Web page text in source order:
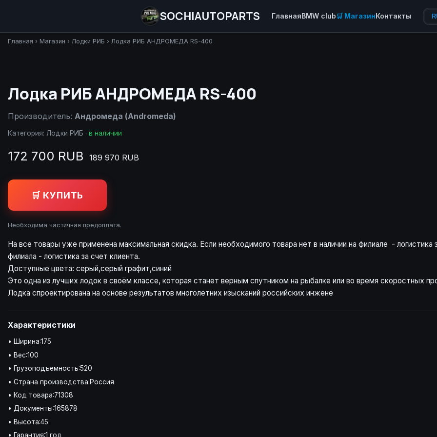
SOCHIAUTOPARTS ГлавнаяBMW club🛒 МагазинКонтакты
Главная › Магазин › Лодки РИБ › Лодка РИБ АНДРОМЕДА RS-400
Лодка РИБ АНДРОМЕДА RS-400
Производитель: Андромеда (Andromeda)
Категория: Лодки РИБ · в наличии
172 700 RUB 189 970 RUB
🛒 КУПИТЬ
Необходима частичная предоплата.
На все товары уже применена максимальная скидка. Если необходимого товара нет в наличии на филиале - логистика
филиала - логистика за счет клиента.
Доступные цвета: серый,серый графит,синий
Это одна из лучших лодок в своём классе, которая станет верным спутником на рыбалке или во время скоростных
Лодка спроектирована на основе результатов многолетних изысканий российских инжене
Характеристики
• Ширина:175
• Вес:100
• Грузоподъемность:520
• Страна производства:Россия
• Код товара:71308
• Документы:165878
• Высота:45
• Гарантия:1 год